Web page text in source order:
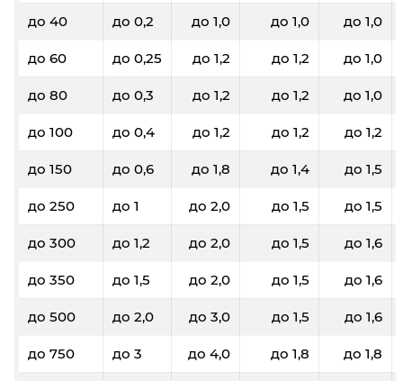
до 40 до 0,2 до 1,0 до 1,0 до 1,0
до 60 до 0,25 до 1,2 до 1,2 до 1,0
до 80 до 0,3 до 1,2 до 1,2 до 1,0
до 100 до 0,4 до 1,2 до 1,2 до 1,2
до 150 до 0,6 до 1,8 до 1,4 до 1,5
до 250 до 1 до 2,0 до 1,5 до 1,5
до 300 до 1,2 до 2,0 до 1,5 до 1,6
до 350 до 1,5 до 2,0 до 1,5 до 1,6
до 500 до 2,0 до 3,0 до 1,5 до 1,6
до 750 до 3 до 4,0 до 1,8 до 1,8